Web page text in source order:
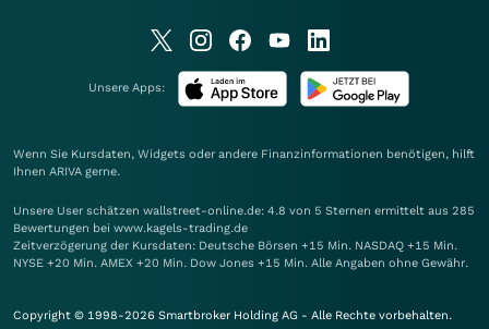
Unsere Apps:
Wenn Sie Kursdaten, Widgets oder andere Finanzinformationen benötigen, hilft
Ihnen ARIVA gerne.
Unsere User schätzen wallstreet-online.de: 4.8 von 5 Sternen ermittelt aus 285
Bewertungen bei www.kagels-trading.de
Zeitverzögerung der Kursdaten: Deutsche Börsen +15 Min. NASDAQ +15 Min.
NYSE +20 Min. AMEX +20 Min. Dow Jones +15 Min. Alle Angaben ohne Gewähr.
Copyright © 1998-2026 Smartbroker Holding AG - Alle Rechte vorbehalten.